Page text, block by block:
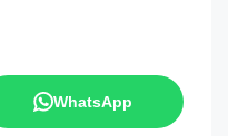
WhatsApp